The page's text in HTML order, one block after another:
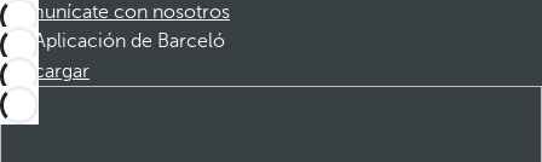
Comunícate con nosotros
Aplicación de Barceló
Descargar